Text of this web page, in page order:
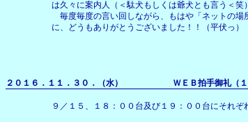
は久々に案内人（＜駄犬もしくは爺犬とも言う＜
毎度毎度の言い回しながら、もはや「ネットの
に、どうもありがとうございました！！（平伏っ）
２０１６．１１．３０．（水） ＷＥＢ拍手御礼（１６
９／１５、１８：００台及び１９：００台にそれぞ